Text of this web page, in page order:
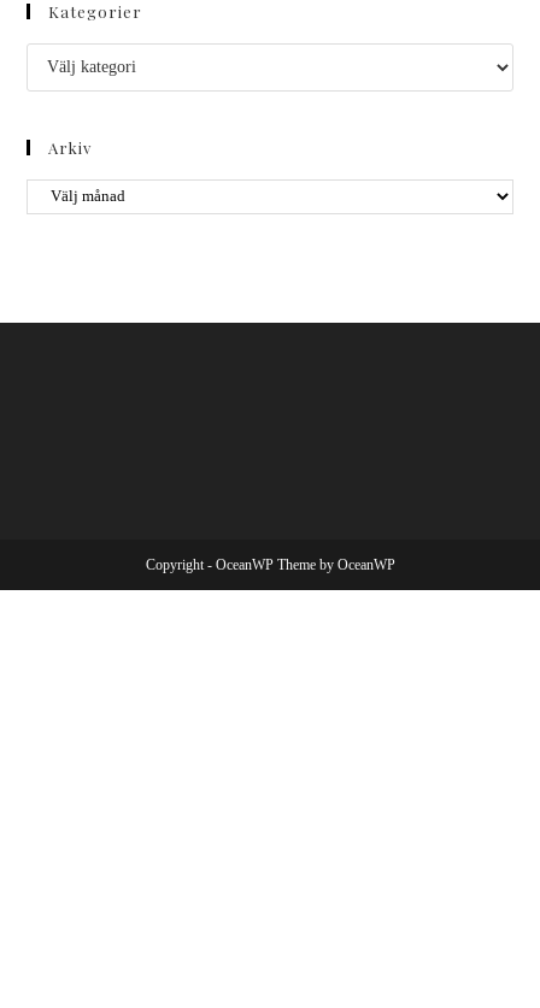
Kategorier
Arkiv
Copyright - OceanWP Theme by OceanWP